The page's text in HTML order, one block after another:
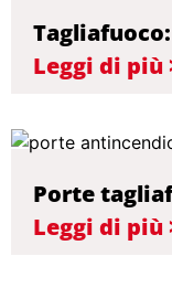
Leggi di più
Porte
Leggi di più